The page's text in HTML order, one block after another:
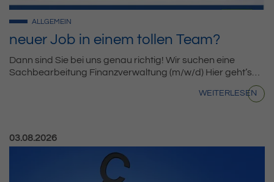
neuer Job in einem tollen Team?
ALLGEMEIN
Dann sind Sie bei uns genau richtig! Wir suchen eine
Sachbearbeitung Finanzverwaltung (m/w/d) Hier geht’s…
WEITERLESEN
Veröffentlicht am:
03.08.2026